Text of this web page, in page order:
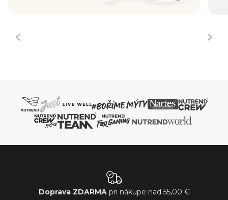
Doprava ZDARMApri nákupe nad 55,00 €